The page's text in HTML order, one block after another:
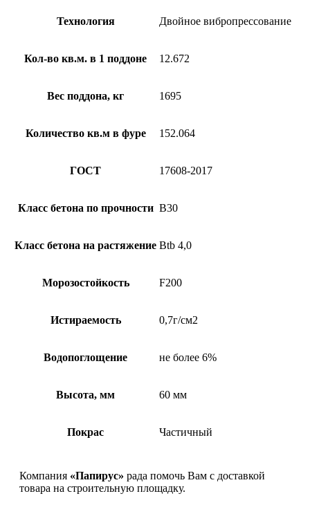
Технология Двойное вибропрессование
Кол-во кв.м. в 1 поддоне 12.672
Вес поддона, кг 1695
Количество кв.м в фуре 152.064
ГОСТ 17608-2017
Класс бетона по прочности B30
Класс бетона на растяжение Btb 4,0
Морозостойкость F200
Истираемость 0,7г/см2
Водопоглощение не более 6%
Высота, мм 60 мм
Покрас Частичный
Компания «Папирус» рада помочь Вам с доставкой
товара на строительную площадку.